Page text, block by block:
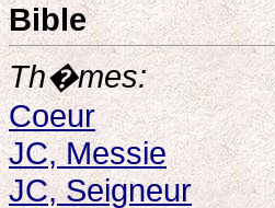
Bible
Th�mes:
Coeur
JC, Messie
JC, Seigneur